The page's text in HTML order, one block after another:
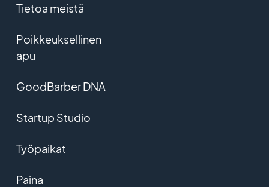
Tietoa meistä
Poikkeuksellinen
apu
GoodBarber DNA
Startup Studio
Työpaikat
Paina